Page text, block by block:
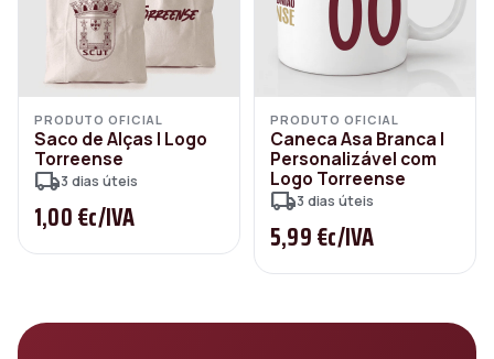
PRODUTO OFICIAL
Saco de Alças | Logo
Torreense
local_shipping3 dias úteis
1,00 €c/IVA
PRODUTO OFICIAL
Caneca Asa Branca |
Personalizável com
Logo Torreense
local_shipping3 dias úteis
5,99 €c/IVA